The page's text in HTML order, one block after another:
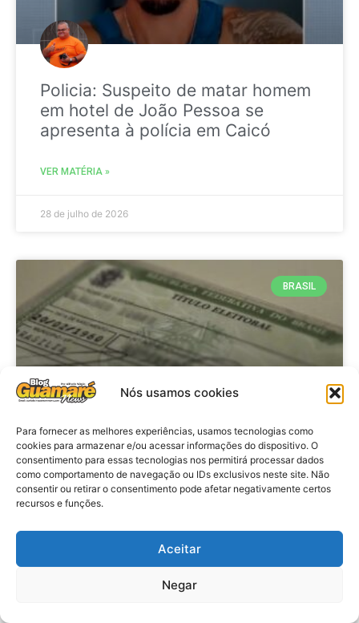
Nós usamos cookies
Para fornecer as melhores experiências, usamos tecnologias como
cookies para armazenar e/ou acessar informações do dispositivo. O
consentimento para essas tecnologias nos permitirá processar dados
como comportamento de navegação ou IDs exclusivos neste site. Não
consentir ou retirar o consentimento pode afetar negativamente certos
recursos e funções.
Aceitar
Negar
Policia: Suspeito de matar homem
em hotel de João Pessoa se
apresenta à polícia em Caicó
VER MATÉRIA »
28 de julho de 2026
BRASIL
Brasil: Policia Federal investiga
753 casos de crimes eleitorais
antes das eleições